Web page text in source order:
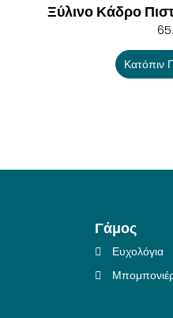
Ξύλινο Κάδρο
Κατόπιν
Γάμος
Ευχολόγια